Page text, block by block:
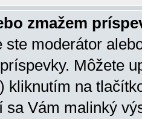
zmažem
ste moderátor
Môžete
kliknutím na
sa Vám malinký